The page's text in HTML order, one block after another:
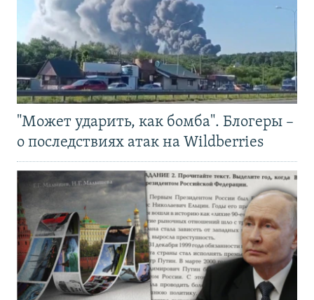
"Может ударить, как бомба". Блогеры –
о последствиях атак на Wildberries